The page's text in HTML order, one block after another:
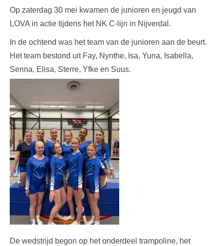
Op zaterdag 30 mei kwamen de junioren en jeugd van
LOVA in actie tijdens het NK C-lijn in Nijverdal.
In de ochtend was het team van de junioren aan de beurt.
Het team bestond uit Fay, Nynthe, Isa, Yuna, Isabella,
Senna, Elisa, Sterre, Yfke en Suus.
De wedstrijd begon op het onderdeel trampoline, het